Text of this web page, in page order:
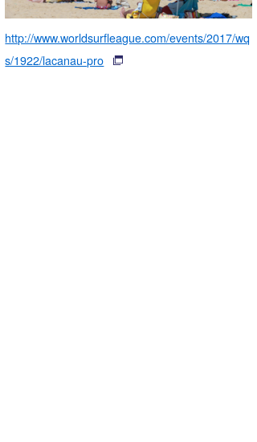
http://www.worldsurfleague.com/events/2017/wq
s/1922/lacanau-pro